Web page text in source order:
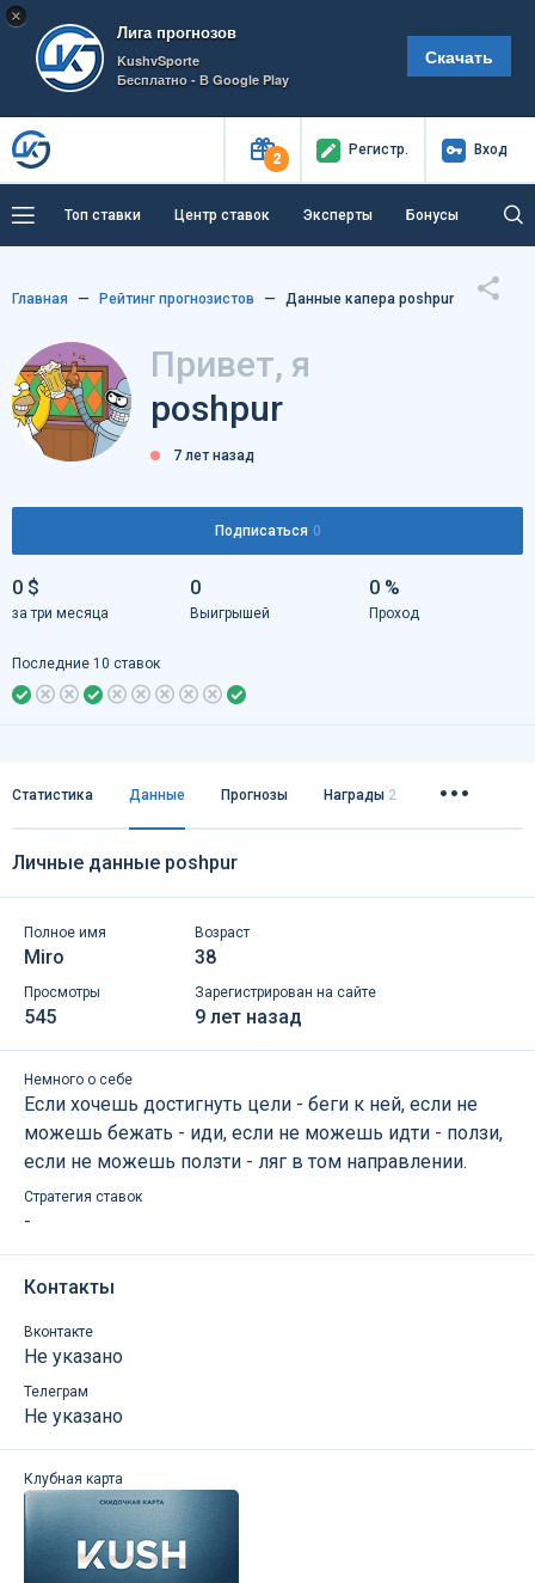
×
Лига прогнозов
KushvSporte
Бесплатно - В Google Play
Скачать
2
Регистр. Вход
Топ ставки Центр ставок Эксперты Бонусы
Главная Рейтинг прогнозистов Данные капера poshpur
Привет, я
poshpur
7 лет назад
Подписаться 0
0 $
за три месяца
0
Выигрышей
0 %
Проход
Последние 10 ставок
Статистика Данные Прогнозы Награды 2
Личные данные poshpur
Полное имя
Miro
Возраст
38
Просмотры
545
Зарегистрирован на сайте
9 лет назад
Немного о себе
Если хочешь достигнуть цели - беги к ней, если не
можешь бежать - иди, если не можешь идти - ползи,
если не можешь ползти - ляг в том направлении.
Стратегия ставок
-
Контакты
Вконтакте
Не указано
Телеграм
Не указано
Клубная карта